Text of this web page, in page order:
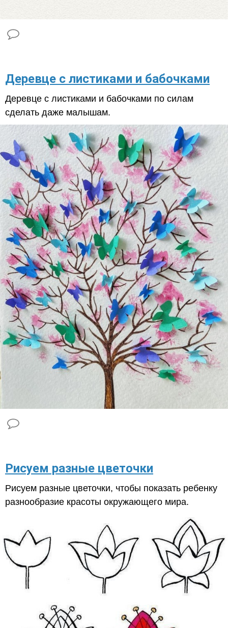
Деревце с листиками и бабочками
Деревце с листиками и бабочками по силам
сделать даже малышам.
Рисуем разные цветочки
Рисуем разные цветочки, чтобы показать ребенку
разнообразие красоты окружающего мира.